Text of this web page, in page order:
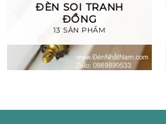
ĐÈN SOI TRANH
ĐỒNG
13 SẢN PHẨM